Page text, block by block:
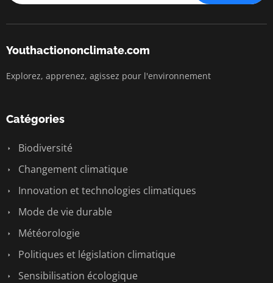
Youthactiononclimate.com
Explorez, apprenez, agissez pour l'environnement
Catégories
Biodiversité
Changement climatique
Innovation et technologies climatiques
Mode de vie durable
Météorologie
Politiques et législation climatique
Sensibilisation écologique